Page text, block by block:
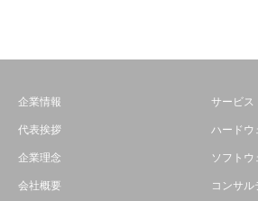
企業情報
代表挨拶
企業理念
会社概要
サービス
ハードウ
ソフトウ
コンサ